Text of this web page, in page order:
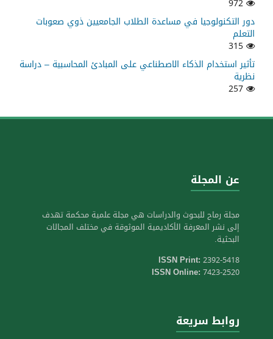
دور التكنولوجيا في مساعدة الطلاب الجامعيين ذوي صعوبات
التعلم
تأثير استخدام الذكاء الاصطناعي على المبادئ المحاسبية – دراسة
نظرية
عن المجلة
مجلة رماح للبحوث والدراسات هي مجلة علمية محكمة تهدف
إلى نشر المعرفة الأكاديمية الموثوقة في مختلف المجالات
البحثية.
ISSN Print: 2392-5418
ISSN Online: 7423-2520
روابط سريعة